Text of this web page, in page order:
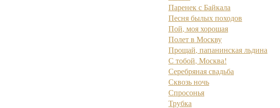
Паренек с Байкала
Песня былых походов
Пой, моя хорошая
Полет в Москву
Прощай, папанинская льдина
С тобой, Москва!
Серебряная свадьба
Сквозь ночь
Спросонья
Трубка